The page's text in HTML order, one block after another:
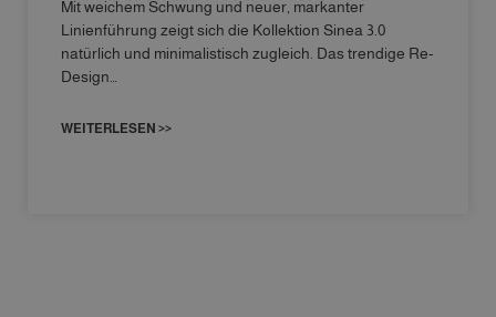
Mit weichem Schwung und neuer, markanter
Linienführung zeigt sich die Kollektion Sinea 3.0
natürlich und minimalistisch zugleich. Das trendige Re-
Design…
WEITERLESEN >>